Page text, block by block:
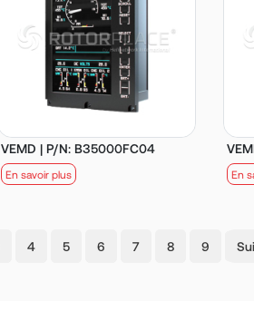
VEMD | P/N: B35000FC04
En savoir plus En
4 5 6 7 8 9